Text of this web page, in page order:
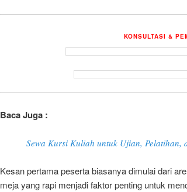
KONSULTASI &
Baca Juga :
Sewa Kursi Kuliah untuk Ujian, Pelatihan,
Kesan pertama peserta biasanya dimulai dari
meja yang rapi menjadi faktor penting untuk